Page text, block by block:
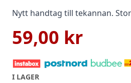
Nytt handtag till tekannan.
59,00 kr
I LAGER